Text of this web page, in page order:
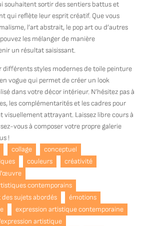
souhaitent sortir des sentiers battus et
qui reflète leur esprit créatif. Que vous
l’art abstrait, le pop art ou d’autres
les mélanger de manière
un résultat saisissant.
différents styles modernes de toile peinture
vogue qui permet de créer un look
dans votre décor intérieur. N’hésitez pas à
les complémentarités et les cadres pour
visuellement attrayant. Laissez libre cours à
vous à composer votre propre galerie
!
collage
conceptuel
couleurs
créativité
contemporains
sujets abordés
émotions
expression artistique contemporaine
artistique